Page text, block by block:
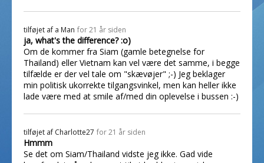
tilføjet af a Man for 21 år siden
ja, what's the difference? :o)
Om de kommer fra Siam (gamle betegnelse for
Thailand) eller Vietnam kan vel være det samme, i begge
tilfælde er der vel tale om "skævøjer" ;-) Jeg beklager
min politisk ukorrekte tilgangsvinkel, men kan heller ikke
lade være med at smile af/med din oplevelse i bussen :-)
tilføjet af Charlotte27 for 21 år siden
Hmmm
Se det om Siam/Thailand vidste jeg ikke. Gad vide